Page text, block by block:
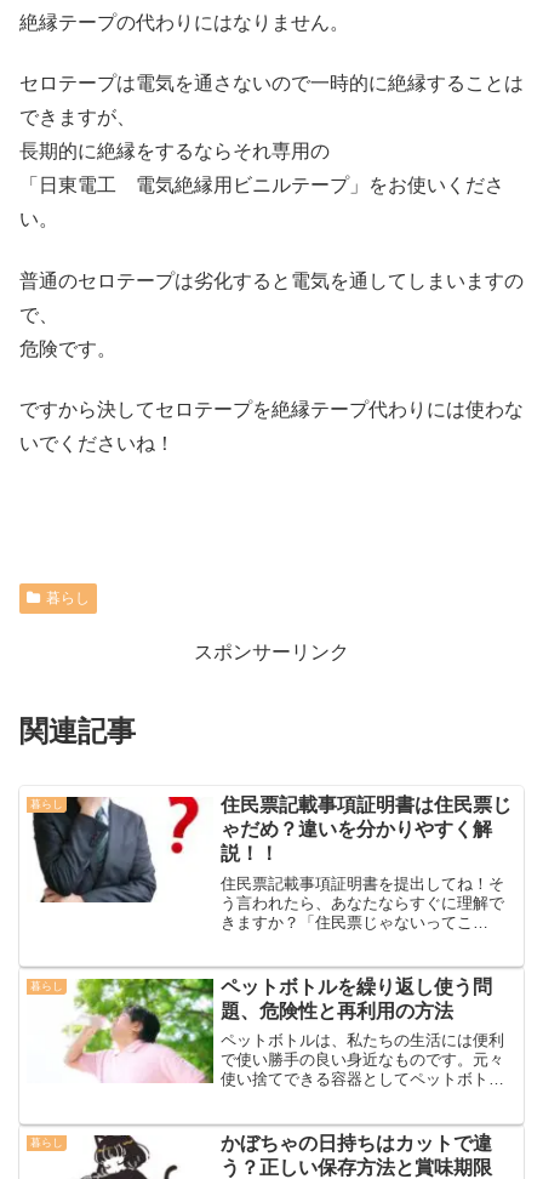
絶縁テープの代わりにはなりません。
セロテープは電気を通さないので一時的に絶縁することは
できますが、
長期的に絶縁をするならそれ専用の
「日東電工 電気絶縁用ビニルテープ」をお使いくださ
い。
普通のセロテープは劣化すると電気を通してしまいますの
で、
危険です。
ですから決してセロテープを絶縁テープ代わりには使わな
いでくださいね！
暮らし
スポンサーリンク
関連記事
暮らし
住民票記載事項証明書は住民票じ
ゃだめ？違いを分かりやすく解
説！！
住民票記載事項証明書を提出してね！そ
う言われたら、あなたならすぐに理解で
きますか？「住民票じゃないってこ
といると思いますので住民票記載事項証
明書について紹介します。今の...
暮らし
ペットボトルを繰り返し使う問
題、危険性と再利用の方法
ペットボトルは、私たちの生活には便利
で使い勝手の良い身近なものです。元々
使い捨てできる容器としてペットボトル
とですね。考えてみたらそうですよね？
水筒などを見ても分かるよ...
暮らし
かぼちゃの日持ちはカットで違
う？正しい保存方法と賞味期限